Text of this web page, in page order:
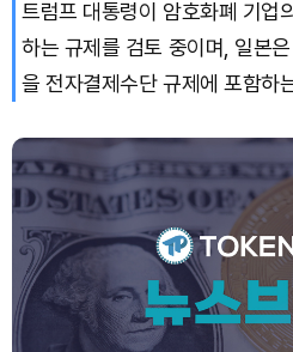
Bitcoin (BTC)
트럼프 대통령이 암호화폐 기업
하는 규제를 검토 중이며, 일본
을 전자결제수단 규제에 포함하